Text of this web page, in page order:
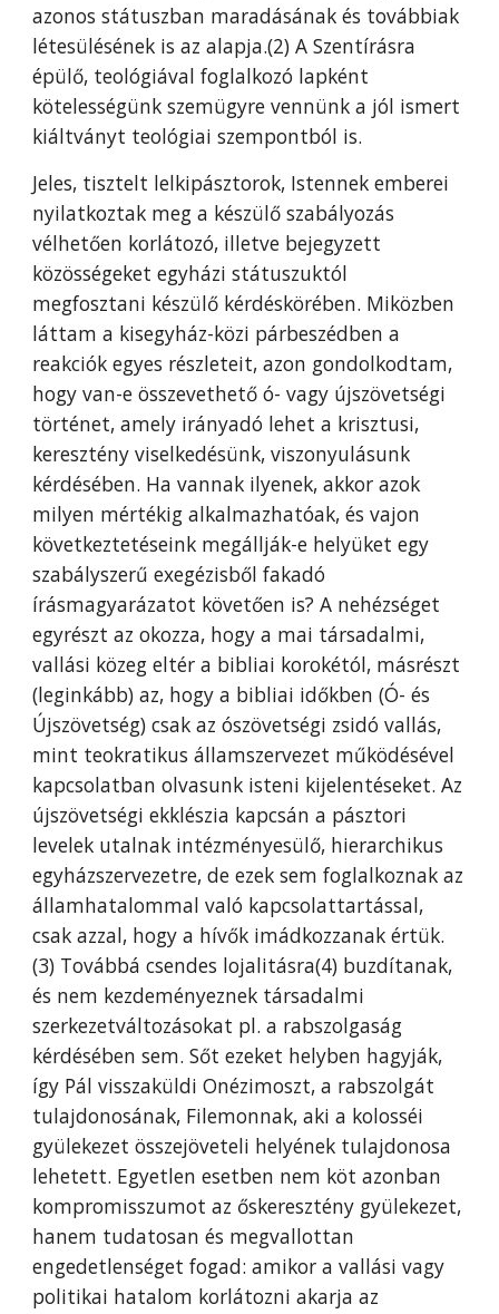
azonos státuszban maradásának és továbbiak
létesülésének is az alapja.(2) A Szentírásra
épülő, teológiával foglalkozó lapként
kötelességünk szemügyre vennünk a jól ismert
kiáltványt teológiai szempontból is.
Jeles, tisztelt lelkipásztorok, Istennek emberei
nyilatkoztak meg a készülő szabályozás
vélhetően korlátozó, illetve bejegyzett
közösségeket egyházi státuszuktól
megfosztani készülő kérdéskörében. Miközben
láttam a kisegyház-közi párbeszédben a
reakciók egyes részleteit, azon gondolkodtam,
hogy van-e összevethető ó- vagy újszövetségi
történet, amely irányadó lehet a krisztusi,
keresztény viselkedésünk, viszonyulásunk
kérdésében. Ha vannak ilyenek, akkor azok
milyen mértékig alkalmazhatóak, és vajon
következtetéseink megállják-e helyüket egy
szabályszerű exegézisből fakadó
írásmagyarázatot követően is? A nehézséget
egyrészt az okozza, hogy a mai társadalmi,
vallási közeg eltér a bibliai korokétól, másrészt
(leginkább) az, hogy a bibliai időkben (Ó- és
Újszövetség) csak az ószövetségi zsidó vallás,
mint teokratikus államszervezet működésével
kapcsolatban olvasunk isteni kijelentéseket. Az
újszövetségi ekklészia kapcsán a pásztori
levelek utalnak intézményesülő, hierarchikus
egyházszervezetre, de ezek sem foglalkoznak az
államhatalommal való kapcsolattartással,
csak azzal, hogy a hívők imádkozzanak értük.
(3) Továbbá csendes lojalitásra(4) buzdítanak,
és nem kezdeményeznek társadalmi
szerkezetváltozásokat pl. a rabszolgaság
kérdésében sem. Sőt ezeket helyben hagyják,
így Pál visszaküldi Onézimoszt, a rabszolgát
tulajdonosának, Filemonnak, aki a kolosséi
gyülekezet összejöveteli helyének tulajdonosa
lehetett. Egyetlen esetben nem köt azonban
kompromisszumot az őskeresztény gyülekezet,
hanem tudatosan és megvallottan
engedetlenséget fogad: amikor a vallási vagy
politikai hatalom korlátozni akarja az